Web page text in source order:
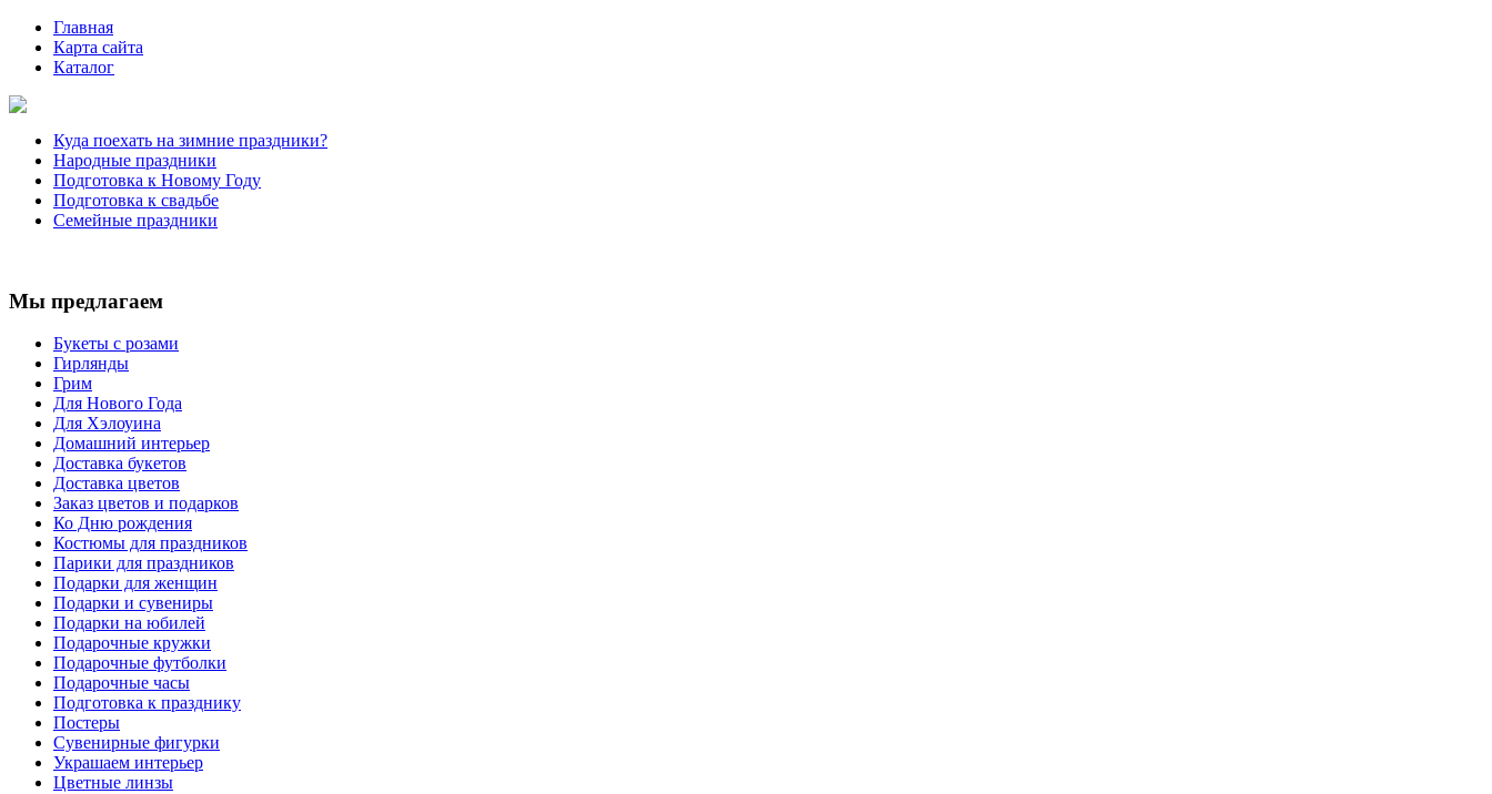
Главная
Карта сайта
Каталог
Куда поехать на зимние праздники?
Народные праздники
Подготовка к Новому Году
Подготовка к свадьбе
Семейные праздники
Мы предлагаем
Букеты с розами
Гирлянды
Грим
Для Нового Года
Для Хэлоуина
Домашний интерьер
Доставка букетов
Доставка цветов
Заказ цветов и подарков
Ко Дню рождения
Костюмы для праздников
Парики для праздников
Подарки для женщин
Подарки и сувениры
Подарки на юбилей
Подарочные кружки
Подарочные футболки
Подарочные часы
Подготовка к празднику
Постеры
Сувенирные фигурки
Украшаем интерьер
Цветные линзы